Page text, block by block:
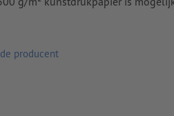
producent